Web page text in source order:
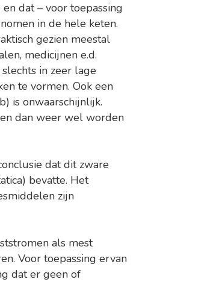
dat – voor toepassing
in de hele keten.
gezien meestal
medicijnen e.d.
in zeer lage
te vormen. Ook een
is onwaarschijnlijk.
dan weer wel worden
dat dit zware
bevatte. Het
zijn
als mest
Voor toepassing ervan
dat er geen of